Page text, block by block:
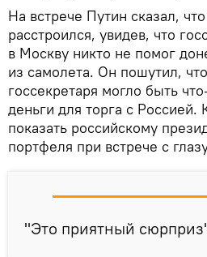
На встрече Путин сказал,
расстроился, увидев, что
в Москву никто не помог
из самолета. Он пошутил,
госсекретаря могло быть
деньги для торга с
показать российскому
портфеля при встрече с
"Это приятный